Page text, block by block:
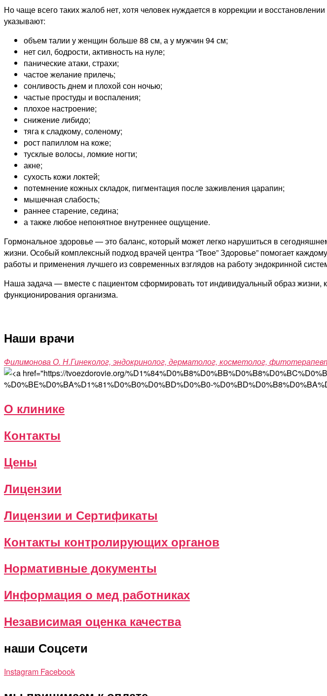
Но чаще всего таких жалоб нет, хотя человек нуждается в коррекции и
указывают:
объем талии у женщин больше 88 см, а у мужчин 94 см;
нет сил, бодрости, активность на нуле;
панические атаки, страхи;
частое желание прилечь;
сонливость днем и плохой сон ночью;
частые простуды и воспаления;
плохое настроение;
снижение либидо;
тяга к сладкому, соленому;
рост папиллом на коже;
тусклые волосы, ломкие ногти;
акне;
сухость кожи локтей;
потемнение кожных складок, пигментация после заживления царапин;
мышечная слабость;
раннее старение, седина;
а также любое непонятное внутреннее ощущение.
Гормональное здоровье — это баланс, который может легко нарушиться в
жизни. Особый комплексный подход врачей центра “Твое” Здоровье” помогает
работы и применения лучшего из современных взглядов на работу эндокринной
Наша задача — вместе с пациентом сформировать тот индивидуальный образ жизни,
функционирования организма.
Наши врачи
Филимонова О. Н.Гинеколог, эндокринолог, дерматолог, косметолог,
О клинике
Контакты
Цены
Лицензии
Лицензии и Сертификаты
Контакты контролирующих органов
Нормативные документы
Информация о мед работниках
Независимая оценка качества
наши Соцсети
Instagram Facebook